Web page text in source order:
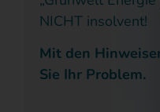
NICHT insolvent!
Mit den
Sie Ihr Problem.